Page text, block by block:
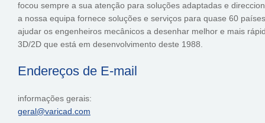
focou sempre a sua atenção para soluções adaptadas e
a nossa equipa fornece soluções e serviços para quase 60
ajudar os engenheiros mecânicos a desenhar melhor e mais
3D/2D que está em desenvolvimento deste 1988.
Endereços de E-mail
informações gerais:
geral@varicad.com